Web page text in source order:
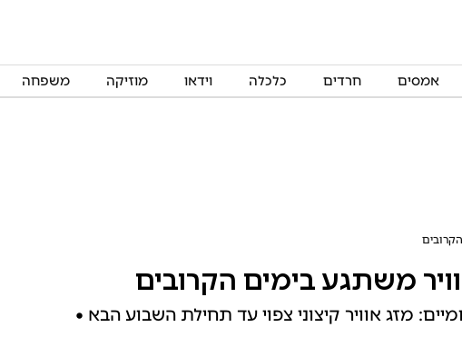
אמסים חרדים כלכלה וידאו מוזיקה משפחה
משתגע בימים הקרובים
מזג אוויר קיצוני צפוי עד תחילת השבוע הבא •